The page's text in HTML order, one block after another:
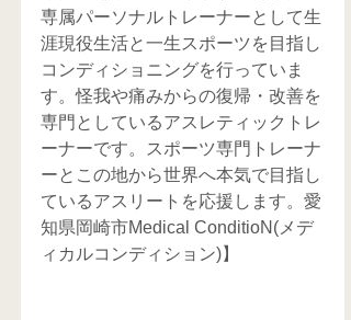
専属パーソナルトレーナーとして生
涯現役生活と一生スポーツを目指し
コンディショニングを行っていま
す。怪我や痛みからの復帰・改善を
専門としているアスレティックトレ
ーナーです。スポーツ専門トレーナ
ーとこの地から世界へ本気で目指し
ているアスリートを応援します。愛
知県岡崎市Medical ConditioN(メデ
ィカルコンディション)】